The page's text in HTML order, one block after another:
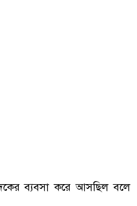
ব‍্যবসা করে আসছিল বলে